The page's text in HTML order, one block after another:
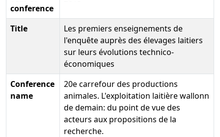
conference
Title
Les premiers enseignements de
l'enquête auprès des élevages laitiers
sur leurs évolutions technico-
économiques
Conference
name
20e carrefour des productions
animales. L'exploitation laitière wallonn
de demain: du point de vue des
acteurs aux propositions de la
recherche.